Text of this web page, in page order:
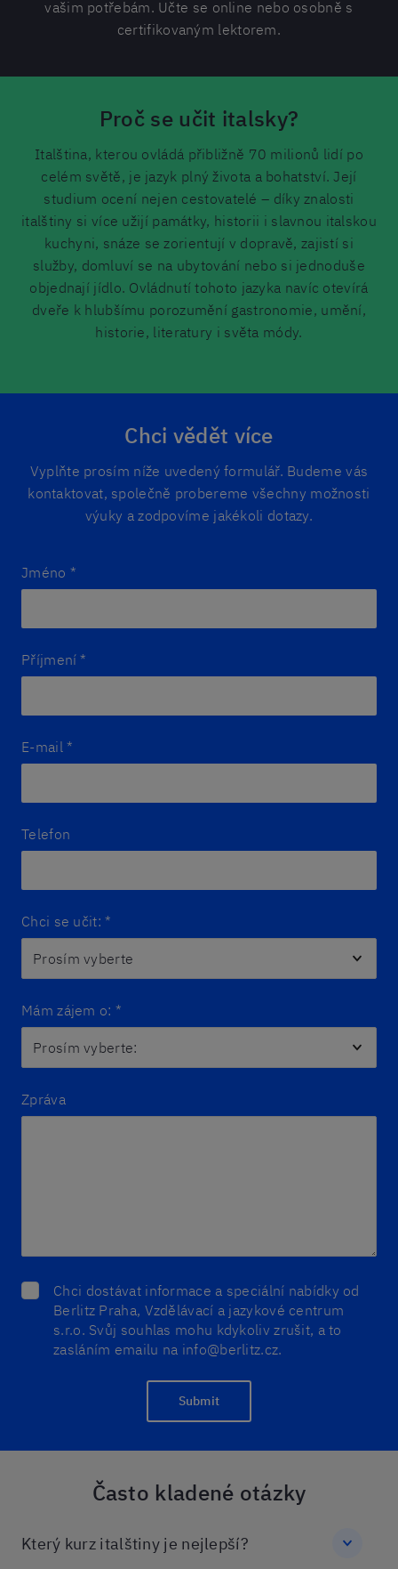
vašim potřebám. Učte se online nebo osobně s
certifikovaným lektorem.
Proč se učit italsky?
Italština, kterou ovládá přibližně 70 milionů lidí po
celém světě, je jazyk plný života a bohatství. Její
studium ocení nejen cestovatelé – díky znalosti
italštiny si více užijí památky, historii i slavnou italskou
kuchyni, snáze se zorientují v dopravě, zajistí si
služby, domluví se na ubytování nebo si jednoduše
objednají jídlo. Ovládnutí tohoto jazyka navíc otevírá
dveře k hlubšímu porozumění gastronomie, umění,
historie, literatury i světa módy.
Chci vědět více
Vyplňte prosím níže uvedený formulář. Budeme vás
kontaktovat, společně probereme všechny možnosti
výuky a zodpovíme jakékoli dotazy.
Jméno *
Příjmení *
E-mail *
Telefon
Chci se učit: *
Mám zájem o: *
Zpráva
Chci dostávat informace a speciální nabídky od
Berlitz Praha, Vzdělávací a jazykové centrum
s.r.o. Svůj souhlas mohu kdykoliv zrušit, a to
zasláním emailu na info@berlitz.cz.
Submit
Často kladené otázky
Který kurz italštiny je nejlepší?